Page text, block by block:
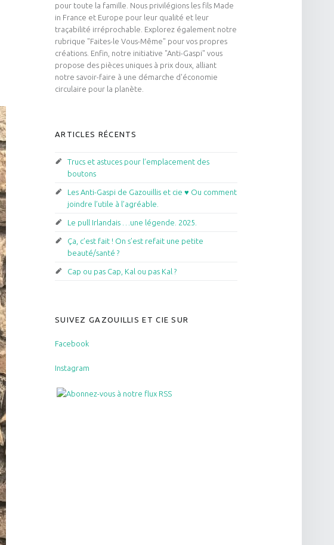
pour toute la famille. Nous privilégions les fils Made
in France et Europe pour leur qualité et leur
traçabilité irréprochable. Explorez également notre
rubrique "Faites-le Vous-Même" pour vos propres
créations. Enfin, notre initiative "Anti-Gaspi" vous
propose des pièces uniques à prix doux, alliant
notre savoir-faire à une démarche d'économie
circulaire pour la planète.
ARTICLES RÉCENTS
Trucs et astuces pour l’emplacement des
boutons
Les Anti-Gaspi de Gazouillis et cie ♥ Ou comment
joindre l’utile à l’agréable.
Le pull Irlandais …une légende. 2025.
Ça, c’est fait ! On s’est refait une petite
beauté/santé ?
Cap ou pas Cap, Kal ou pas Kal ?
SUIVEZ GAZOUILLIS ET CIE SUR
Facebook
Instagram